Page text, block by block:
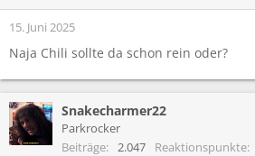
n
e
:
15. Juni 2025
Naja Chili sollte da schon rein oder?
Snakecharmer22
Parkrocker
Beiträge
2.047 Reaktionspunkte